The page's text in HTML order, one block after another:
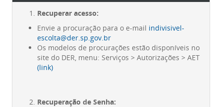
Recuperar acesso:
Envie a procuração para o e-mail indivisivel-
escolta@der.sp.gov.br
Os modelos de procurações estão disponíveis no
site do DER, menu: Serviços > Autorizações > AET
(link)
Recuperação de Senha: